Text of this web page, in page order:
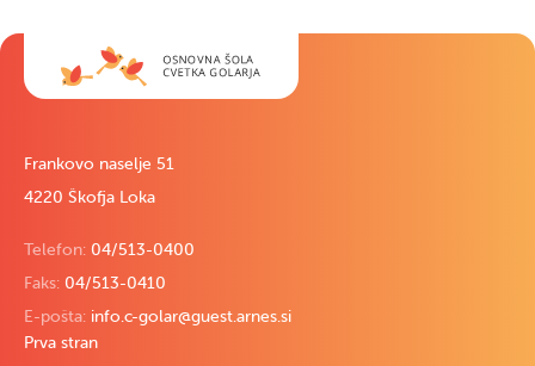
Frankovo naselje 51
4220 Škofja Loka
Telefon: 04/513-0400
Faks: 04/513-0410
E-pošta: info.c-golar@guest.arnes.si
Prva stran